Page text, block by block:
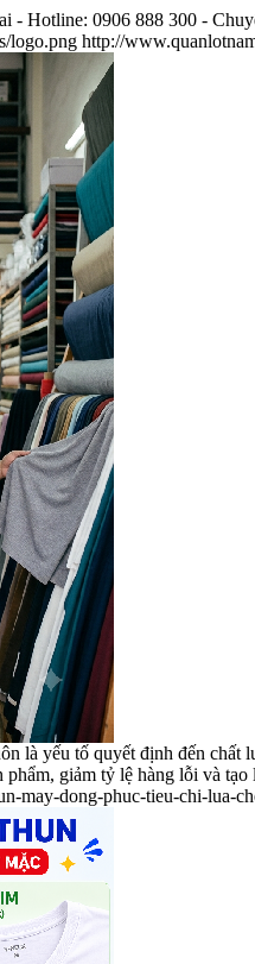
- Hotline: 0906 888 300 -
logo.png http://
là yếu tố quyết định đến
phẩm, giảm tỷ lệ hàng lỗi và
may-dong-phuc-tieu-chi-lua-